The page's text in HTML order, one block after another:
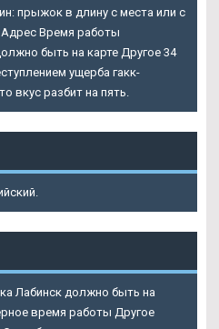
прыжок в длину с места или с
Время работы
быть на карте Другое 34
ущерба гакк-
вкус разбит на пять.
Лабинск должно быть на
время работы Другое